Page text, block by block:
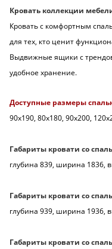
Кровать коллекции
Кровать с комфортным
для тех, кто ценит
Выдвижные ящики с
удобное хранение.
Доступные размеры
90х190, 80х180, 90х200,
Габариты кровати со
глубина 839, ширина 1836,
Габариты кровати со
глубина 939, ширина 1936,
Габариты кровати со